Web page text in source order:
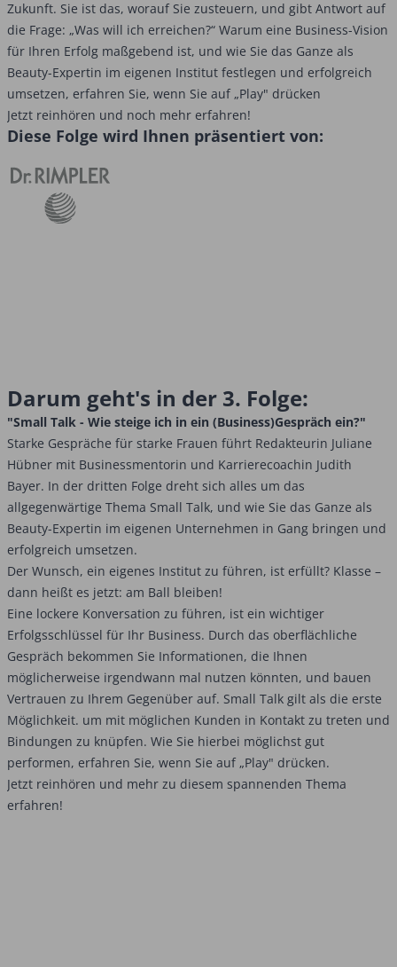
Zukunft. Sie ist das, worauf Sie zusteuern, und gibt Antwort auf
die Frage: „Was will ich erreichen?“ Warum eine Business-Vision
für Ihren Erfolg maßgebend ist, und wie Sie das Ganze als
Beauty-Expertin im eigenen Institut festlegen und erfolgreich
umsetzen, erfahren Sie, wenn Sie auf „Play" drücken
Jetzt reinhören und noch mehr erfahren!
Diese Folge wird Ihnen präsentiert von:
Darum geht's in der 3. Folge:
"Small Talk - Wie steige ich in ein (Business)Gespräch ein?"
Starke Gespräche für starke Frauen führt Redakteurin Juliane
Hübner mit Businessmentorin und Karrierecoachin Judith
Bayer. In der dritten Folge dreht sich alles um das
allgegenwärtige Thema Small Talk, und wie Sie das Ganze als
Beauty-Expertin im eigenen Unternehmen in Gang bringen und
erfolgreich umsetzen.
Der Wunsch, ein eigenes Institut zu führen, ist erfüllt? Klasse –
dann heißt es jetzt: am Ball bleiben!
Eine lockere Konversation zu führen, ist ein wichtiger
Erfolgsschlüssel für Ihr Business. Durch das oberflächliche
Gespräch bekommen Sie Informationen, die Ihnen
möglicherweise irgendwann mal nutzen könnten, und bauen
Vertrauen zu Ihrem Gegenüber auf. Small Talk gilt als die erste
Möglichkeit. um mit möglichen Kunden in Kontakt zu treten und
Bindungen zu knüpfen. Wie Sie hierbei möglichst gut
performen, erfahren Sie, wenn Sie auf „Play" drücken.
Jetzt reinhören und mehr zu diesem spannenden Thema
erfahren!